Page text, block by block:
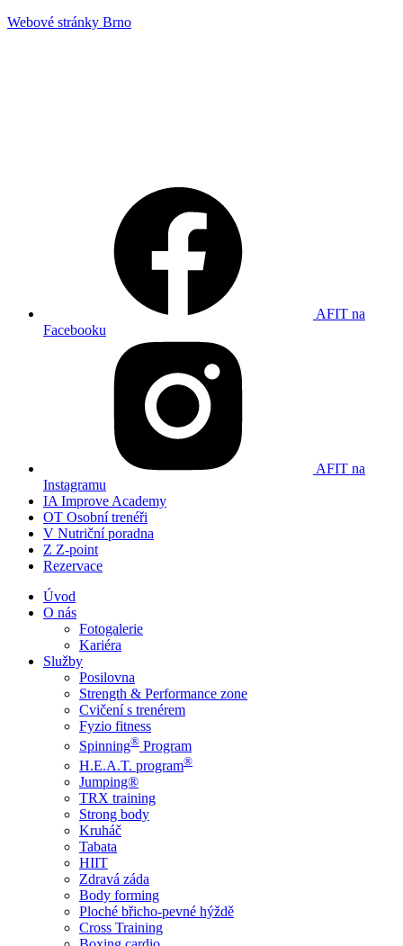
Webové stránky Brno
AFIT na
Facebooku
AFIT na
Instagramu
IA Improve Academy
OT Osobní trenéři
V Nutriční poradna
Z Z-point
Rezervace
Úvod
O nás
Fotogalerie
Kariéra
Služby
Posilovna
Strength & Performance zone
Cvičení s trenérem
Fyzio fitness
Spinning® Program
H.E.A.T. program®
Jumping®
TRX training
Strong body
Kruháč
Tabata
HIIT
Zdravá záda
Body forming
Ploché břicho-pevné hýždě
Cross Training